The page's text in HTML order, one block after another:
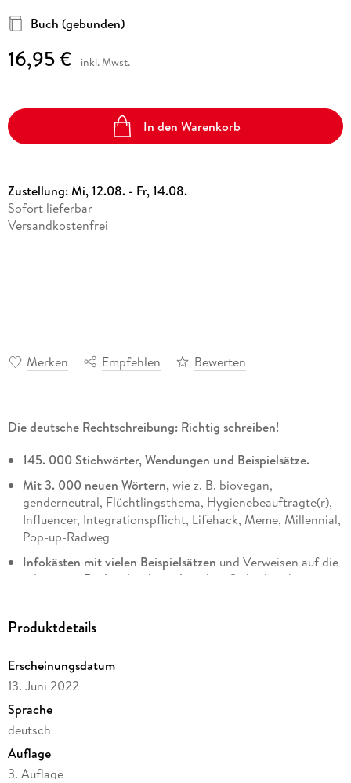
Buch (gebunden)
16,95 € inkl. Mwst.
In den Warenkorb
Zustellung:Mi, 12.08. - Fr, 14.08.
Sofort lieferbar
Versandkostenfrei
Merken Empfehlen Bewerten
Die deutsche Rechtschreibung: Richtig schreiben!
145. 000 Stichwörter, Wendungen und Beispielsätze.
Mit 3. 000 neuen Wörtern,wie z. B. biovegan,
genderneutral, Flüchtlingsthema, Hygienebeauftragte(r),
Influencer, Integrationspflicht, Lifehack, Meme, Millennial,
Pop-up-Radweg
Infokästen mit vielen Beispielsätzen und Verweisen auf die
relevanten Rechtschreibregeln
geben Sicherheit bei
Mit Extrakapitel Grammatik
Mit den aktuellen amtlichen Regeln der Deutschen
Rechtschreibung
Für Schule, Beruf und Allgemeinbildung
Produktdetails
Erscheinungsdatum
13. Juni 2022
Sprache
deutsch
Auflage
3. Auflage